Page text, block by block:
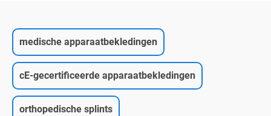
medische apparaatbekledingen
cE-gecertificeerde apparaatbekledingen
orthopedische splints